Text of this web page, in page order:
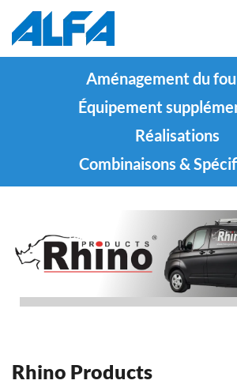
Aménagement du
Équipement
Réalisations
Combinaisons &
Rhino Products